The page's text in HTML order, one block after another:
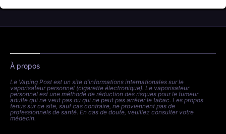
À propos
Le Vaping Post est un site d'informations internationales sur le
vaporisateur personnel (cigarette électronique). Le vaporisateur
personnel est une méthode de réduction des risques pour le fumeur
adulte qui ne veut pas ou qui ne peut pas arrêter le tabac. Les propos
tenus sur ce site, sauf cas contraire, ne proviennent pas de
professionnels de santé. En cas de doute, veuillez consulter votre
médecin.